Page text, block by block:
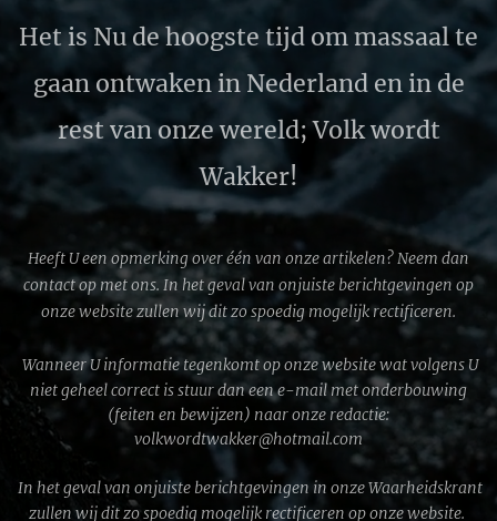
Het is Nu de hoogste tijd om massaal te
gaan ontwaken in Nederland en in de
rest van onze wereld; Volk wordt
Wakker!
Heeft U een opmerking over één van onze artikelen? Neem dan
contact op met ons. In het geval van onjuiste berichtgevingen op
onze website zullen wij dit zo spoedig mogelijk rectificeren.
Wanneer U informatie tegenkomt op onze website wat volgens U
niet geheel correct is stuur dan een e-mail met onderbouwing
(feiten en bewijzen) naar onze redactie:
volkwordtwakker@hotmail.com
In het geval van onjuiste berichtgevingen in onze Waarheidskrant
zullen wij dit zo spoedig mogelijk rectificeren op onze website.